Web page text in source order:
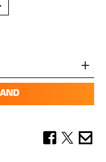
de gewenste